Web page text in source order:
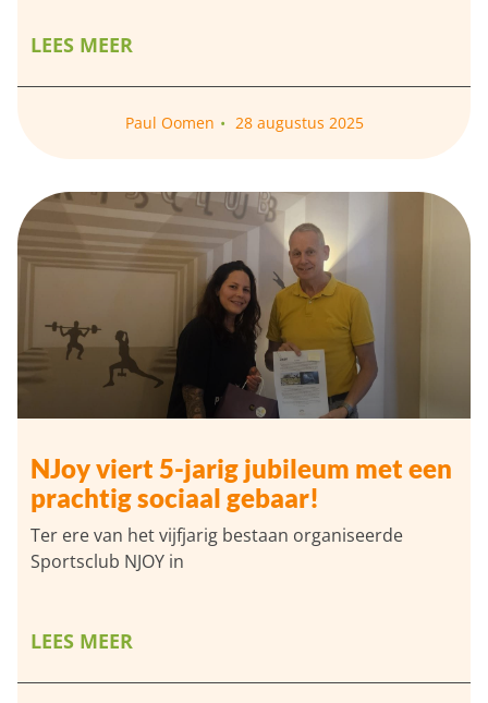
LEES MEER
Paul Oomen 28 augustus 2025
NJoy viert 5-jarig jubileum met een
prachtig sociaal gebaar!
Ter ere van het vijfjarig bestaan organiseerde
Sportsclub NJOY in
LEES MEER